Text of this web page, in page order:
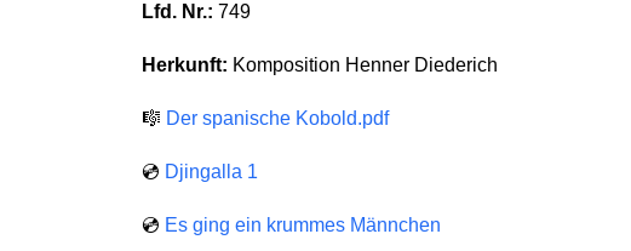
Lfd. Nr.: 749
Herkunft: Komposition Henner Diederich
🎼 Der spanische Kobold.pdf
💿 Djingalla 1
💿 Es ging ein krummes Männchen